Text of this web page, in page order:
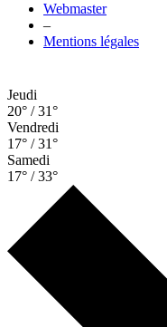
Webmaster
–
Mentions légales
Jeudi
20° / 31°
Vendredi
17° / 31°
Samedi
17° / 33°